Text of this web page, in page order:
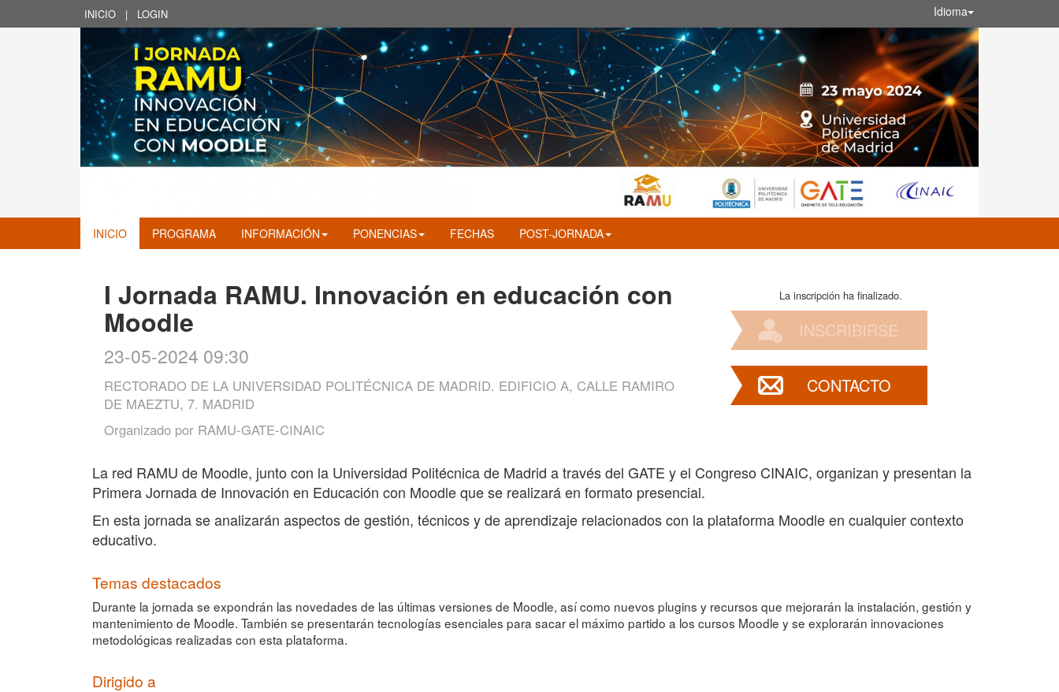
INICIO | LOGIN Idioma
INICIO PROGRAMA INFORMACIÓN PONENCIAS FECHAS POST-JORNADA
I Jornada RAMU. Innovación en educación con
Moodle
23-05-2024 09:30
RECTORADO DE LA UNIVERSIDAD POLITÉCNICA DE MADRID. EDIFICIO A, CALLE RAMIRO
DE MAEZTU, 7. MADRID
Organizado por RAMU-GATE-CINAIC
La inscripción ha finalizado.
INSCRIBIRSE
CONTACTO
La red RAMU de Moodle, junto con la Universidad Politécnica de Madrid a través del GATE y el Congreso CINAIC, organizan y presentan la
Primera Jornada de Innovación en Educación con Moodle que se realizará en formato presencial.
En esta jornada se analizarán aspectos de gestión, técnicos y de aprendizaje relacionados con la plataforma Moodle en cualquier contexto
educativo.
Temas destacados
Durante la jornada se expondrán las novedades de las últimas versiones de Moodle, así como nuevos plugins y recursos que mejorarán la instalación, gestión y
mantenimiento de Moodle. También se presentarán tecnologías esenciales para sacar el máximo partido a los cursos Moodle y se explorarán innovaciones
metodológicas realizadas con esta plataforma.
Dirigido a